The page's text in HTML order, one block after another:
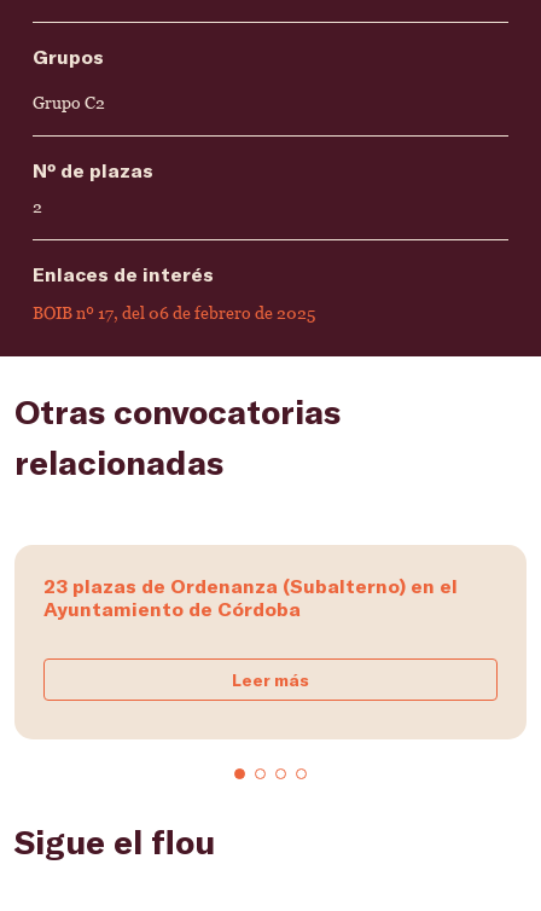
Grupos
Grupo C2
Nº de plazas
2
Enlaces de interés
BOIB nº 17, del 06 de febrero de 2025
Otras convocatorias
relacionadas
23 plazas de Ordenanza (Subalterno) en el
Ayuntamiento de Córdoba
Leer más
Sigue el flou